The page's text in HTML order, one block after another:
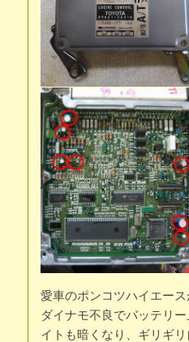
愛車のポンコツハイエー
ダイナモ不良でバッテリ
イトも暗くなり、ギリギ